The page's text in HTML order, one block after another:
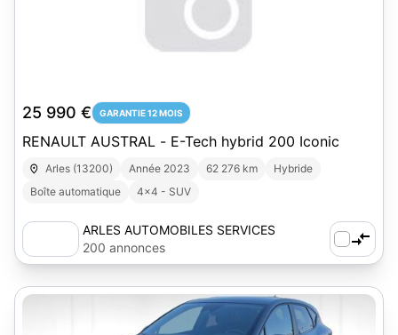
25 990 € GARANTIE 12 MOIS
RENAULT AUSTRAL - E-Tech hybrid 200 Iconic
Arles (13200) Année 2023 62 276 km
Hybride
Boîte automatique
4x4 - SUV
ARLES AUTOMOBILES SERVICES
200 annonces